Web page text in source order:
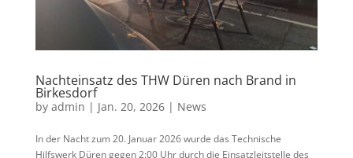
Nachteinsatz des THW Düren nach Brand in
Birkesdorf
by admin | Jan. 20, 2026| News
In der Nacht zum 20. Januar 2026 wurde das Technische
Hilfswerk Düren gegen 2:00 Uhr durch die Einsatzleitstelle des